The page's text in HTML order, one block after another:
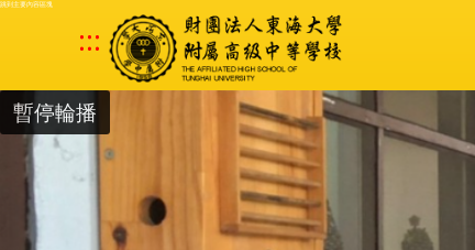
跳到主要內容區塊
:::
暫停輪播